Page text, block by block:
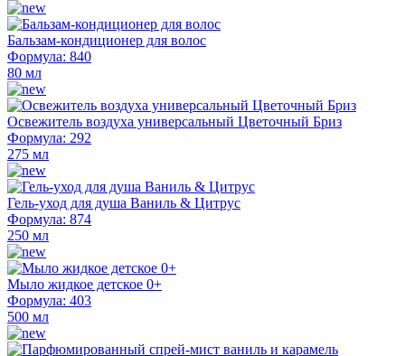
Бальзам-кондиционер для волос
Формула: 840
80 мл
Освежитель воздуха универсальный Цветочный Бриз
Формула: 292
275 мл
Гель-уход для душа Ваниль & Цитрус
Формула: 874
250 мл
Мыло жидкое детское 0+
Формула: 403
500 мл